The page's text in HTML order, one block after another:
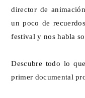
director de
un poco de
festival y nos habla
Descubre todo lo
primer documental